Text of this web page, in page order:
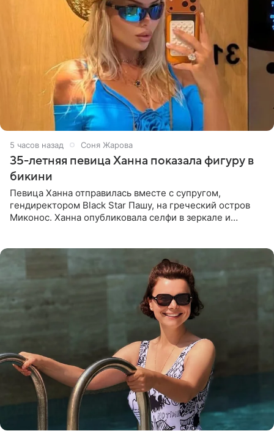
5 часов назад Соня Жарова
35-летняя певица Ханна показала фигуру в
бикини
Певица Ханна отправилась вместе с супругом,
гендиректором Black Star Пашу, на греческий остров
Миконос. Ханна опубликовала селфи в зеркале и